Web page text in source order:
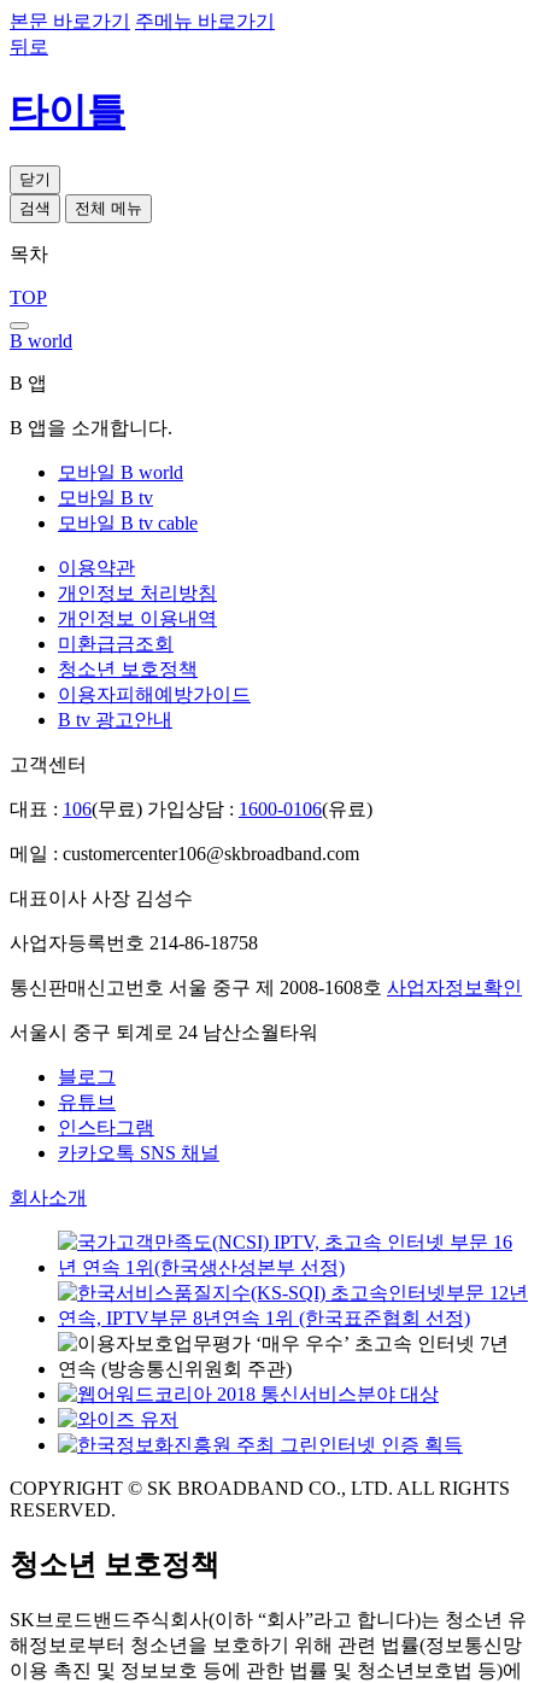
본문 바로가기
주메뉴 바로가기
뒤로
타이틀
닫기
검색
전체 메뉴
목차
TOP
B world
B 앱
B 앱을 소개합니다.
모바일 B world
모바일 B tv
모바일 B tv cable
이용약관
개인정보 처리방침
개인정보 이용내역
미환급금조회
청소년 보호정책
이용자피해예방가이드
B tv 광고안내
고객센터
대표 : 106(무료) 가입상담 : 1600-0106(유료)
메일 : customercenter106@skbroadband.com
대표이사 사장 김성수
사업자등록번호 214-86-18758
통신판매신고번호 서울 중구 제 2008-1608호 사업자정보확인
서울시 중구 퇴계로 24 남산소월타워
블로그
유튜브
인스타그램
카카오톡 SNS 채널
회사소개
COPYRIGHT © SK BROADBAND CO., LTD. ALL RIGHTS
RESERVED.
청소년 보호정책
SK브로드밴드주식회사(이하 “회사”라고 합니다)는 청소년 유
해정보로부터 청소년을 보호하기 위해 관련 법률(정보통신망
이용 촉진 및 정보보호 등에 관한 법률 및 청소년보호법 등)에